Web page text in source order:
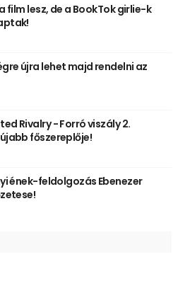
film lesz, de a BookTok girlie-k
újra lehet majd rendelni az
Rivalry - Forró viszály 2.
főszereplője!
ének-feldolgozás Ebenezer